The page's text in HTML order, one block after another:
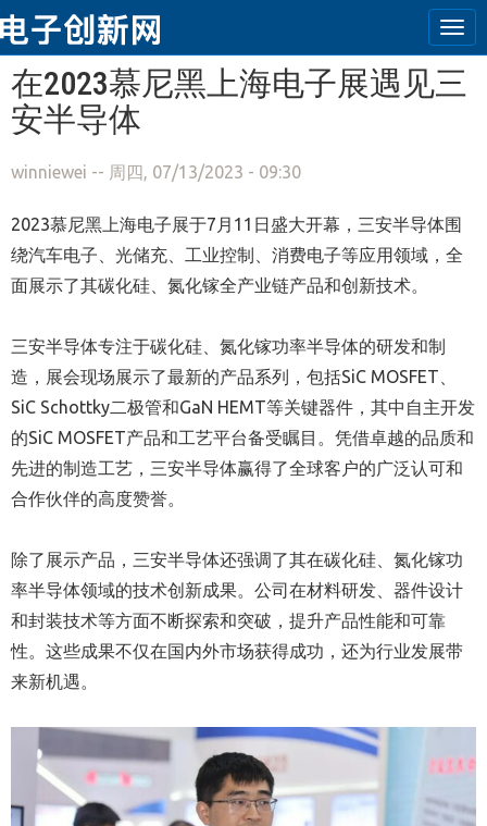
跳转到主要内容
在2023慕尼黑上海电子展遇见三
安半导体
winniewei -- 周四, 07/13/2023 - 09:30
2023慕尼黑上海电子展于7月11日盛大开幕，三安半导体围
绕汽车电子、光储充、工业控制、消费电子等应用领域，全
面展示了其碳化硅、氮化镓全产业链产品和创新技术。
三安半导体专注于碳化硅、氮化镓功率半导体的研发和制
造，展会现场展示了最新的产品系列，包括SiC MOSFET、
SiC Schottky二极管和GaN HEMT等关键器件，其中自主开发
的SiC MOSFET产品和工艺平台备受瞩目。凭借卓越的品质和
先进的制造工艺，三安半导体赢得了全球客户的广泛认可和
合作伙伴的高度赞誉。
除了展示产品，三安半导体还强调了其在碳化硅、氮化镓功
率半导体领域的技术创新成果。公司在材料研发、器件设计
和封装技术等方面不断探索和突破，提升产品性能和可靠
性。这些成果不仅在国内外市场获得成功，还为行业发展带
来新机遇。